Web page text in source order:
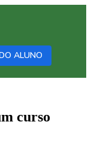
ALUNO
curso